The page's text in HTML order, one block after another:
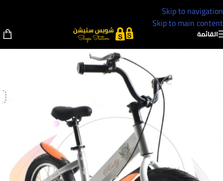
Skip to navigation
Skip to main content
القائمة